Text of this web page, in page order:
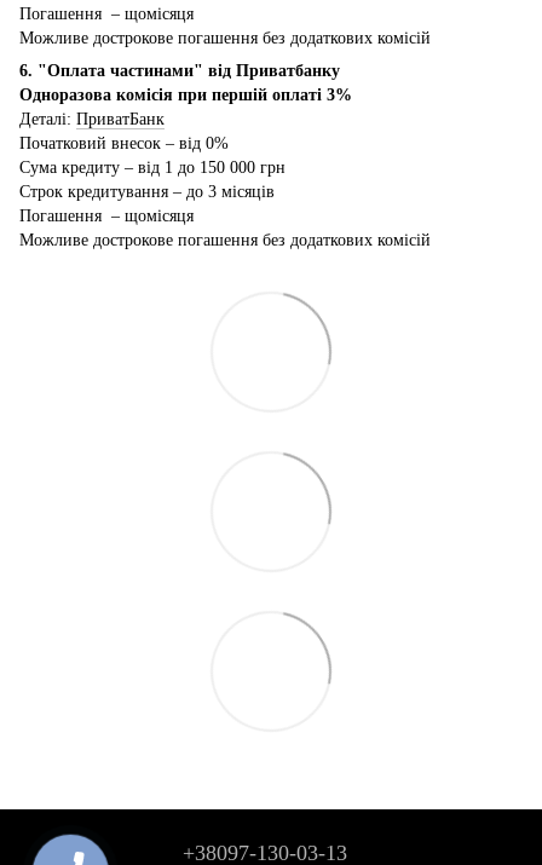
Погашення – щомісяця
Можливе дострокове погашення без додаткових комісій
6. "Оплата частинами" від Приватбанку
Одноразова комісія при першій оплаті 3%
Деталі: ПриватБанк
Початковий внесок – від 0%
Сума кредиту – від 1 до 150 000 грн
Строк кредитування – до 3 місяців
Погашення – щомісяця
Можливе дострокове погашення без додаткових комісій
+38097-130-03-13